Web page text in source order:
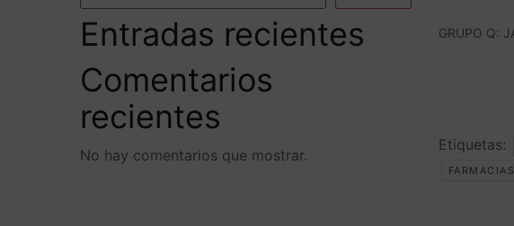
Entradas recientes
Comentarios
recientes
No hay comentarios que mostrar.
GRUPO Q:
Etiquetas: